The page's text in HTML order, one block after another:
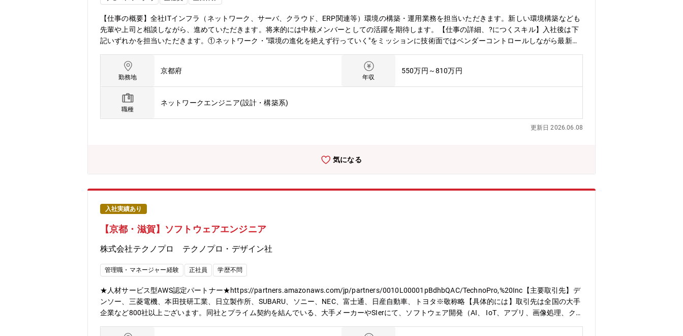
【仕事の概要】全社ITインフラ（ネットワーク、サーバ、クラウド、ERP関連等）環境の構築・運用業務を担当いただきます。新しい環境構築なども
先輩や上司と相談しながら、進めていただきます。将来的には中核メンバーとしての活躍を期待します。【仕事の詳細、?につくスキル】入社後は下
記いずれかを担当いただきます。①ネットワーク・"環境の進化を絶えず行っていく"をミッションに技術面ではベンダーコントロールしながら最新技
環境をみているため、会社としてのネットワーク全体像を把握し、業務を推進・技術の観点?FireWall、ルータ、スイッチ、無線など、技術的にも幅広
く習得することも可能・ネットワークだけでなくセキュリティの知識も必要となるためネットワーク設計を通してセキュリティに関するスキルアップ
も可能②サーバ・サーバ導入から保守までの?連の対応（ハードウェアの選定、OSセットアップ、仮想環境の構築）・幅広い各種サーバ（ActiveDirec
tory、DNS、プロキシ、パッチ中継、ファイル、データベース、AP）の構成に関する知識やスキルの向上・オンプレミスサーバのクラウド化を進めて
いこうとしており、オンプレミスサーバ・クラウドの両面のスキルアップ・各事業部とサーバ構成や保守に関してやりとりを行うため、多くの部門の
人との接点を持ち、業務を推進③クラウド・AWSでの環境構築、保守作業 基本的には内製で進めるため、AWSの知識・スキルの向上が可能・新し
いサービスの検証、評価、導入にも積極的にチャレンジが出来る環境・全社AWS環境の統制管理の取り組みも始めているため、会社全体を対象とした
田機械グループ拠点。国内は月3～5日程度。日帰り～２、３泊程度。今後海外出張も可能性あり。海外訪問先：台湾、中国など主要拠点を中心にそ
勤務地
京都府
年収
550万円～810万円
職種
ネットワークエンジニア(設計・構築系)
更新日 2026.06.08
気になる
入社実績あり
【京都・滋賀】ソフトウェアエンジニア
株式会社テクノプロ テクノプロ・デザイン社
管理職・マネージャー経験 正社員 学歴不問
★人材サービス型AWS認定パートナー★https://partners.amazonaws.com/jp/partners/0010L00001pBdhbQAC/TechnoPro,%20Inc【主要取引先】デ
ンソー、三菱電機、本田技研工業、日立製作所、SUBARU、ソニー、NEC、富士通、日産自動車、トヨタ※敬称略【具体的には】取引先は全国の大手
企業など800社以上ございます。同社とプライム契約を結んでいる、大手メーカーやSIerにて、ソフトウェア開発（AI、 IoT、アプリ、画像処理、クラ